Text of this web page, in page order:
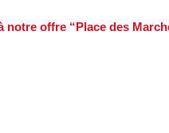
notre offre “Place des